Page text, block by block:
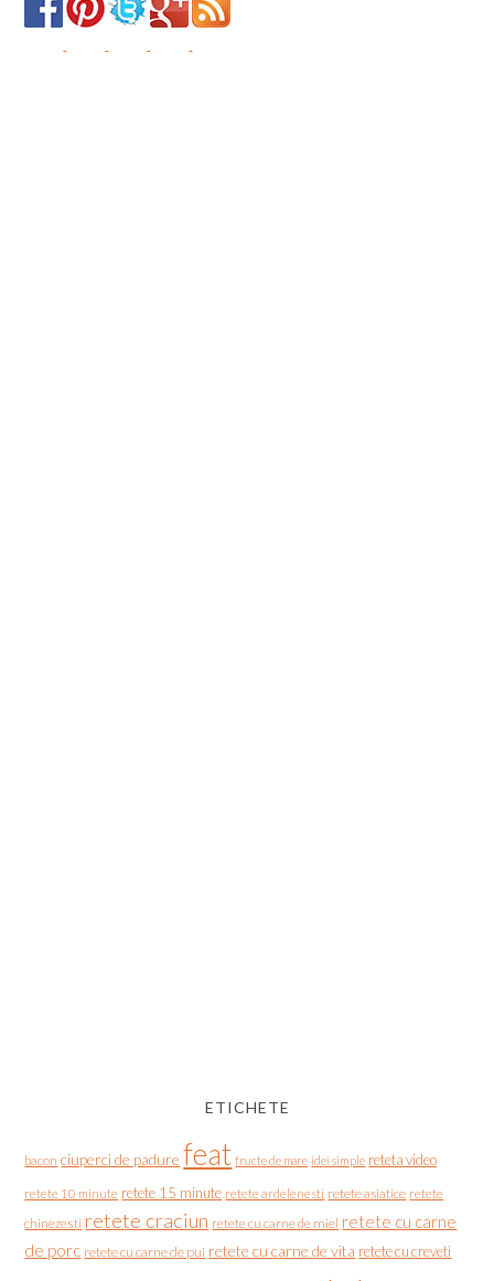
ETICHETE
bacon ciuperci de padure feat fructe de mare idei simple reteta video
retete 10 minute retete 15 minute retete ardelenesti retete asiatice retete
chinezesti retete craciun retete cu carne de miel retete cu carne
de porc retete cu carne de pui retete cu carne de vita retete cu creveti